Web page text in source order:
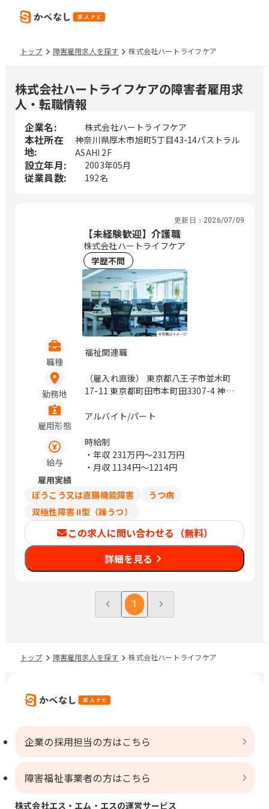
トップ 障害雇用求人を探す 株式会社ハートライフケア
株式会社ハートライフケアの障害者雇用求
人・転職情報
企業名: 株式会社ハートライフケア
本社所在
地:
神奈川県厚木市旭町5丁目43-14パストラル
ASAHI 2F
設立年月: 2003年05月
従業員数: 192名
更新日： 2026/07/09
【未経験歓迎】介護職
株式会社ハートライフケア
学歴不問
職種
福祉関連職
勤務地
（雇入れ直後） 東京都八王子市並木町
17-11 東京都町田市本町田3307-4 神奈
2108-1 神奈川県相模原市緑区大島3246
川県平塚市大神2048-1 （変更の範囲）
会社の定める範囲 / めじろ台、玉川学園
前、平塚、倉見、大和
雇用形態
アルバイト/パート
給与
時給制
・年収 231万円〜231万円
・月収 1134円〜1214円
雇用実績
ぼうこう又は直腸機能障害
うつ病
双極性障害 II型（躁うつ）
この求人に問い合わせる（無料）
詳細を見る
1
トップ 障害雇用求人を探す 株式会社ハートライフケア
企業の採用担当の方はこちら
障害福祉事業者の方はこちら
株式会社エス・エム・エスの運営サービス